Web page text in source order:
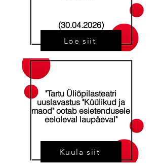
(30.04.2026)
Loe siit
"Tartu Üliõpilasteatri
uuslavastus "Küülikud ja
maod" ootab esietendusele
eeloleval laupäeval"
Kuula siit